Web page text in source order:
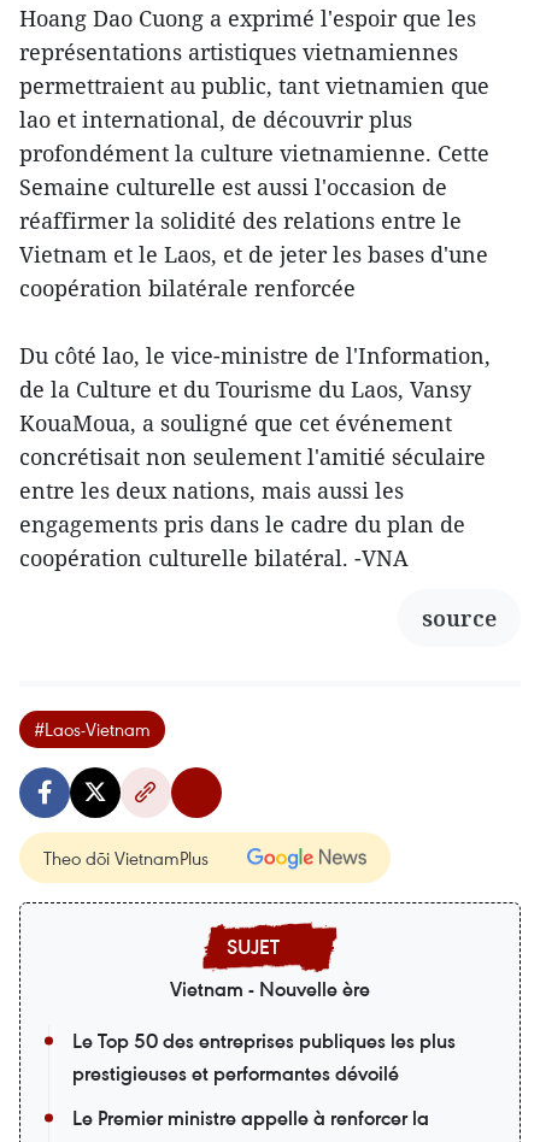
Hoang Dao Cuong a exprimé l'espoir que les
représentations artistiques vietnamiennes
permettraient au public, tant vietnamien que
lao et international, de découvrir plus
profondément la culture vietnamienne. Cette
Semaine culturelle est aussi l'occasion de
réaffirmer la solidité des relations entre le
Vietnam et le Laos, et de jeter les bases d'une
coopération bilatérale renforcée
Du côté lao, le vice-ministre de l'Information,
de la Culture et du Tourisme du Laos, Vansy
KouaMoua, a souligné que cet événement
concrétisait non seulement l'amitié séculaire
entre les deux nations, mais aussi les
engagements pris dans le cadre du plan de
coopération culturelle bilatéral. -VNA
source
#Laos-Vietnam
Theo dõi VietnamPlus
Vietnam - Nouvelle ère
Le Top 50 des entreprises publiques les plus
prestigieuses et performantes dévoilé
Le Premier ministre appelle à renforcer la